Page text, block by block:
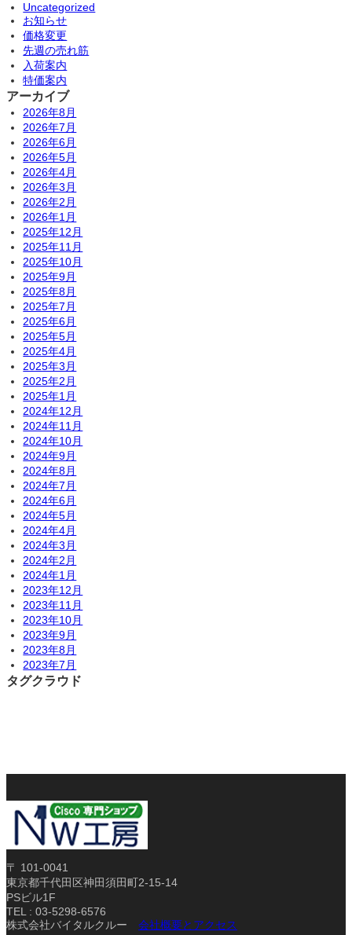
Uncategorized
お知らせ
価格変更
先週の売れ筋
入荷案内
特価案内
アーカイブ
2026年8月
2026年7月
2026年6月
2026年5月
2026年4月
2026年3月
2026年2月
2026年1月
2025年12月
2025年11月
2025年10月
2025年9月
2025年8月
2025年7月
2025年6月
2025年5月
2025年4月
2025年3月
2025年2月
2025年1月
2024年12月
2024年11月
2024年10月
2024年9月
2024年8月
2024年7月
2024年6月
2024年5月
2024年4月
2024年3月
2024年2月
2024年1月
2023年12月
2023年11月
2023年10月
2023年9月
2023年8月
2023年7月
タグクラウド
〒 101-0041
東京都千代田区神田須田町2-15-14
PSビル1F
TEL : 03-5298-6576
株式会社バイタルクルー 会社概要とアクセス